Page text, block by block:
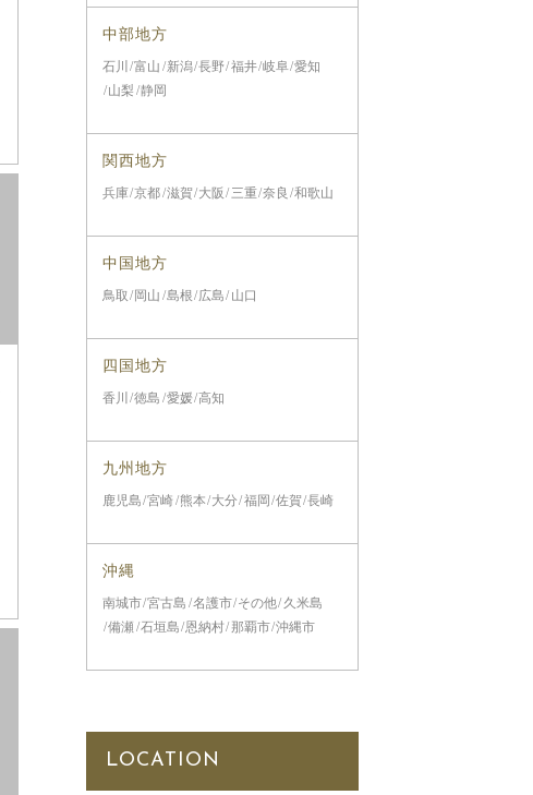
中部地方
石川 富山 新潟 長野 福井 岐阜 愛知
山梨 静岡
関西地方
兵庫 京都 滋賀 大阪 三重 奈良 和歌山
中国地方
鳥取 岡山 島根 広島 山口
四国地方
香川 徳島 愛媛 高知
九州地方
鹿児島 宮崎 熊本 大分 福岡 佐賀 長崎
沖縄
南城市 宮古島 名護市 その他 久米島
備瀬 石垣島 恩納村 那覇市 沖縄市
LOCATION